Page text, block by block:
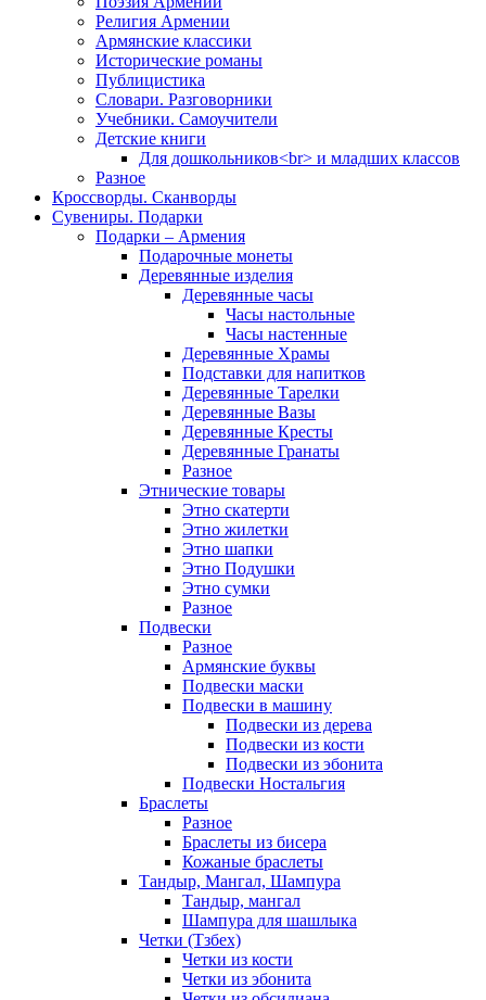
Религия Армении
Армянские классики
Исторические романы
Публицистика
Словари. Разговорники
Учебники. Самоучители
Детские книги
Для дошкольников<br> и младших классов
Разное
Кроссворды. Сканворды
Сувениры. Подарки
Подарки – Армения
Подарочные монеты
Деревянные изделия
Деревянные часы
Часы настольные
Часы настенные
Деревянные Храмы
Подставки для напитков
Деревянные Тарелки
Деревянные Вазы
Деревянные Кресты
Деревянные Гранаты
Разное
Этнические товары
Этно скатерти
Этно жилетки
Этно шапки
Этно Подушки
Этно сумки
Разное
Подвески
Разное
Армянские буквы
Подвески маски
Подвески в машину
Подвески из дерева
Подвески из кости
Подвески из эбонита
Подвески Ностальгия
Браслеты
Разное
Браслеты из бисера
Кожаные браслеты
Тандыр, Мангал, Шампура
Тандыр, мангал
Шампура для шашлыка
Четки (Тзбех)
Четки из кости
Четки из эбонита